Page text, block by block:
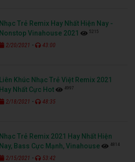
Nhạc Trẻ Remix Hay Nhất Hiện Nay -
Nonstop Vinahouse 2021
5215
2/20/2021 - 43:00
Liên Khúc Nhạc Trẻ Việt Remix 2021
Hay Nhất Cực Hot
4997
2/18/2021 - 48:35
Nhạc Trẻ Remix 2021 Hay Nhất Hiện
Nay, Bass Cực Mạnh, Vinahouse
4814
2/15/2021 - 53:42